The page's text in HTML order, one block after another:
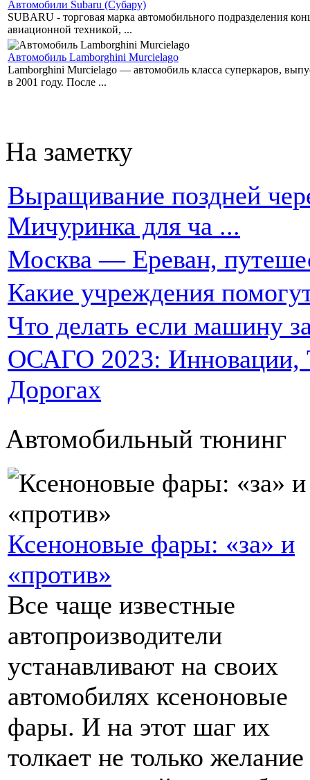
Автомобили Subaru (Субару)
SUBARU - торговая марка автомобильного подразделения
авиационной техникой, ...
Автомобиль Lamborghini Murcielago
Lamborghini Murcielago — автомобиль класса суперкаров,
в 2001 году. После ...
На заметку
Выращивание поздней
Мичуринка для ча ...
Москва — Ереван,
Какие учреждения
Что делать если машину
ОСАГО 2023: Инновации,
Дорогах
Автомобильный тюнинг
Ксеноновые фары: «за» и
«против»
Все чаще известные
автопроизводители
устанавливают на своих
автомобилях ксеноновые
фары. И на этот шаг их
толкает не только желание